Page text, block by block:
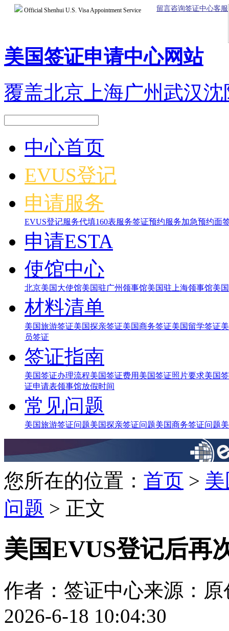
Official Shenhui U.S. Visa Appointment Service 留言咨询签证中心客服
美国签证申请中心网站
覆盖北京上海广州武汉沈
中心首页
EVUS登记
申请服务
EVUS登记服务代填160表服务签证预约服务加急预约面
申请ESTA
使馆中心
北京美国大使馆美国驻广州领事馆美国驻上海领事馆美
材料清单
美国旅游签证美国探亲签证美国商务签证美国留学签证
员签证
签证指南
美国签证办理流程美国签证费用 美国签证照片要求美国
证申请表领事馆放假时间
常见问题
美国旅游签证问题美国探亲签证问题美国商务签证问题
您所在的位置： 首页 >
问题 > 正文
美国EVUS登记后再
作者：签证中心来源：原
2026-6-18 10:04:30